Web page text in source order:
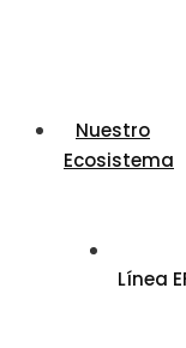
Nuestro
Ecosistema
Línea